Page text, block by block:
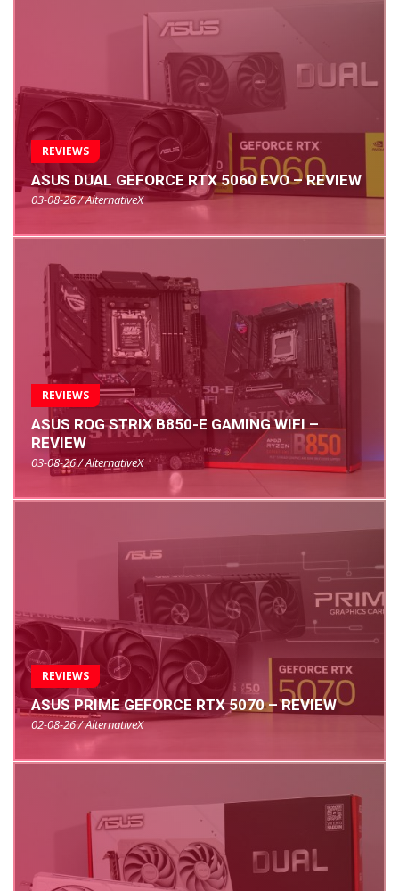
REVIEWS
ASUS DUAL GEFORCE RTX 5060 EVO – REVIEW
03-08-26 / AlternativeX
REVIEWS
ASUS ROG STRIX B850-E GAMING WIFI –
REVIEW
03-08-26 / AlternativeX
REVIEWS
ASUS PRIME GEFORCE RTX 5070 – REVIEW
02-08-26 / AlternativeX